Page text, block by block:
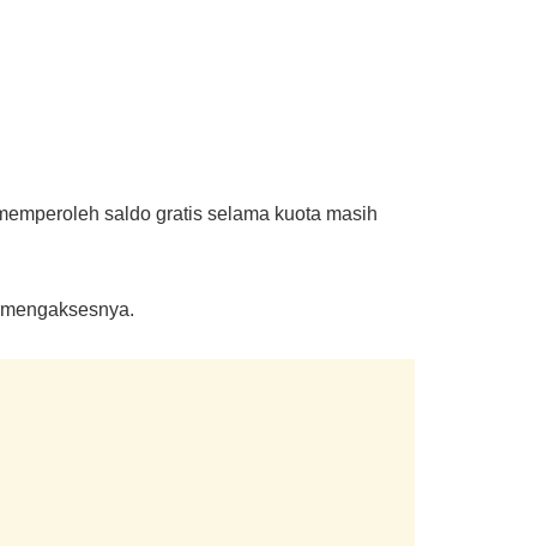
saldo gratis selama kuota masih